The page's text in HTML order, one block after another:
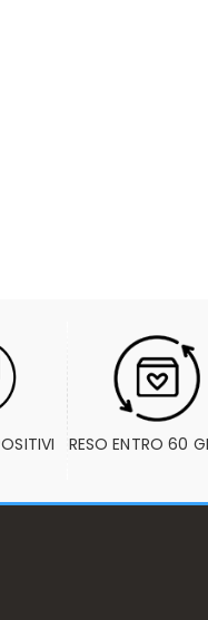
RESO ENTRO 60